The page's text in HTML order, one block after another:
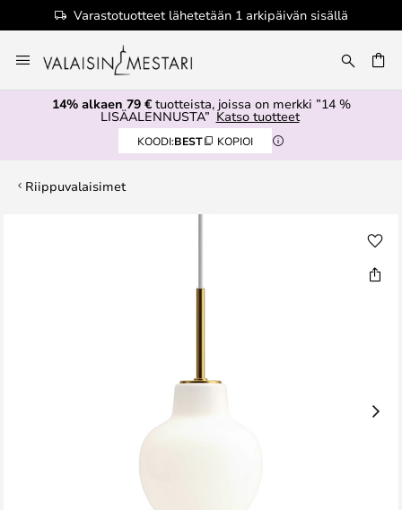
Varastotuotteet lähetetään 1 arkipäivän sisällä
to
Content
14% alkaen 79 €tuotteista, joissa on merkki ”14 %
LISÄALENNUSTA” Katso tuotteet
KOODI:BEST KOPIOI
Riippuvalaisimet